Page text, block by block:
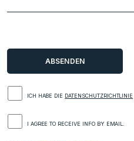
ICH HABE DIE DATENSCHUTZRICHTLINIE
I AGREE TO RECEIVE INFO BY EMAIL.